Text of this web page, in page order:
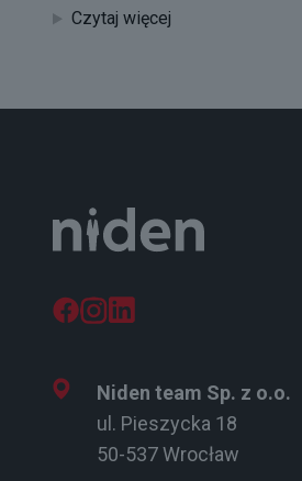
Czytaj więcej
Niden team Sp. z o.o.
ul. Pieszycka 18
50-537 Wrocław